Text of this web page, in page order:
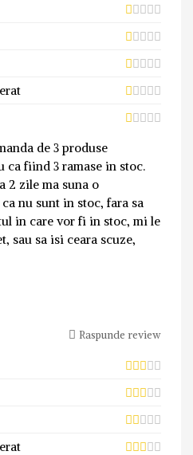
de 3 produse
ca fiind 3 ramase in stoc.
2 zile ma suna o
nu sunt in stoc, fara sa
in care vor fi in stoc, mi le
sau sa isi ceara scuze,
Raspunde review